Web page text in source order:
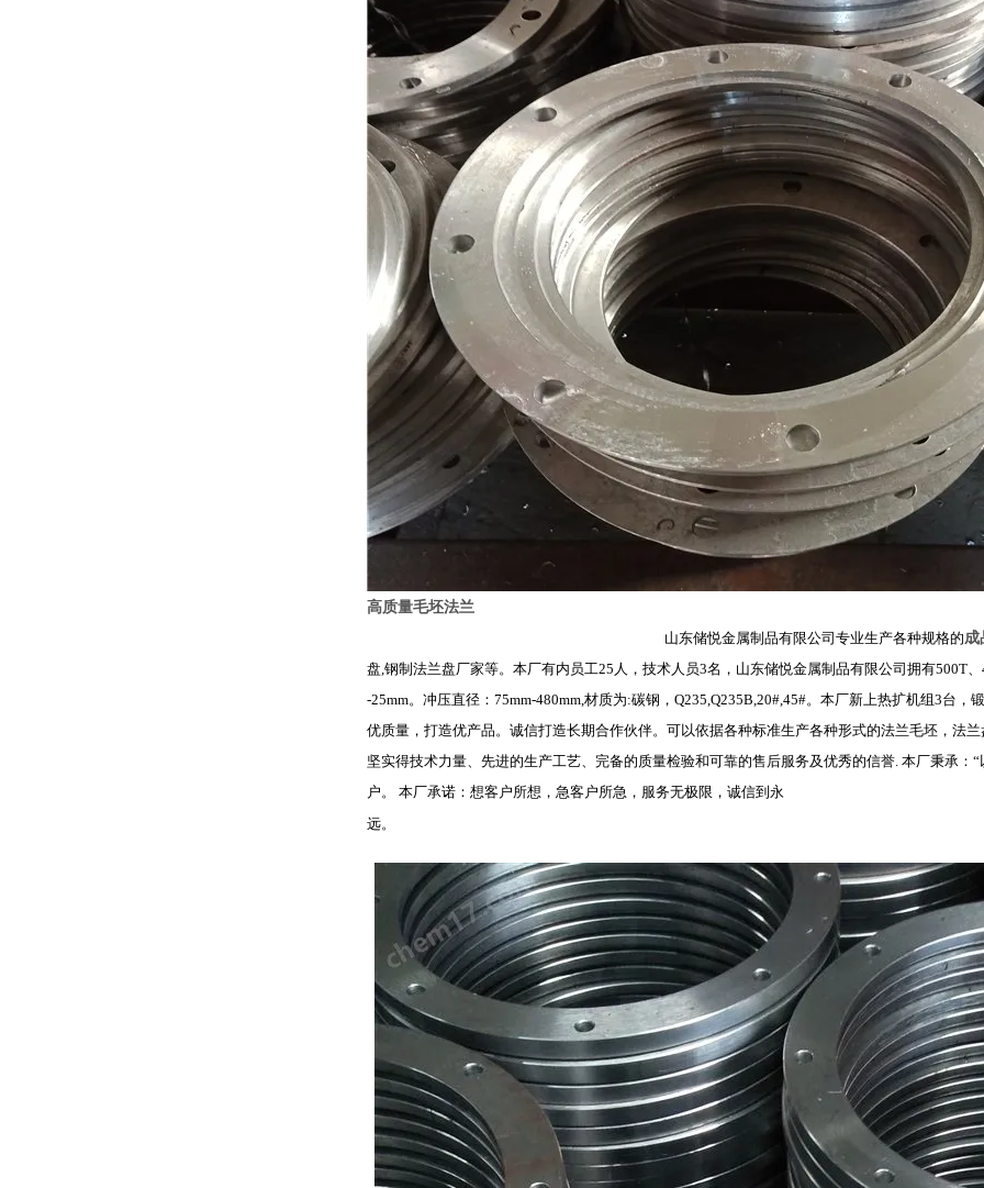
高质量毛坯法兰
山东储悦金属制品有限公司专业生产各种规格的成
盘,钢制法兰盘厂家等。本厂有内员工25人，技术人员3名，山东储悦金属制品有限公司拥有500T
-25mm。冲压直径：75mm-480mm,材质为:碳钢，Q235,Q235B,20#,45#。本厂新上热扩机组3台
优质量，打造优产品。诚信打造长期合作伙伴。可以依据各种标准生产各种形式的法兰毛坯，法
坚实得技术力量、先进的生产工艺、完备的质量检验和可靠的售后服务及优秀的信誉. 本厂秉承
户。 本厂承诺：想客户所想，急客户所急，服务无极限，诚信到永
远。